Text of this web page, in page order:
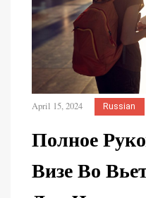
April 15, 2024 Russian
Полное
Визе Во